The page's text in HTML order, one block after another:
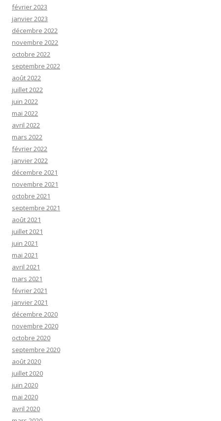
février 2023
janvier 2023
décembre 2022
novembre 2022
octobre 2022
septembre 2022
août 2022
juillet 2022
juin 2022
mai 2022
avril 2022
mars 2022
février 2022
janvier 2022
décembre 2021
novembre 2021
octobre 2021
septembre 2021
août 2021
juillet 2021
juin 2021
mai 2021
avril 2021
mars 2021
février 2021
janvier 2021
décembre 2020
novembre 2020
octobre 2020
septembre 2020
août 2020
juillet 2020
juin 2020
mai 2020
avril 2020